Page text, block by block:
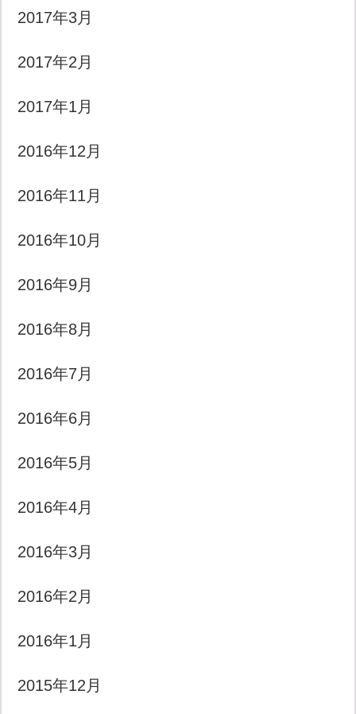
2017年3月
2017年2月
2017年1月
2016年12月
2016年11月
2016年10月
2016年9月
2016年8月
2016年7月
2016年6月
2016年5月
2016年4月
2016年3月
2016年2月
2016年1月
2015年12月